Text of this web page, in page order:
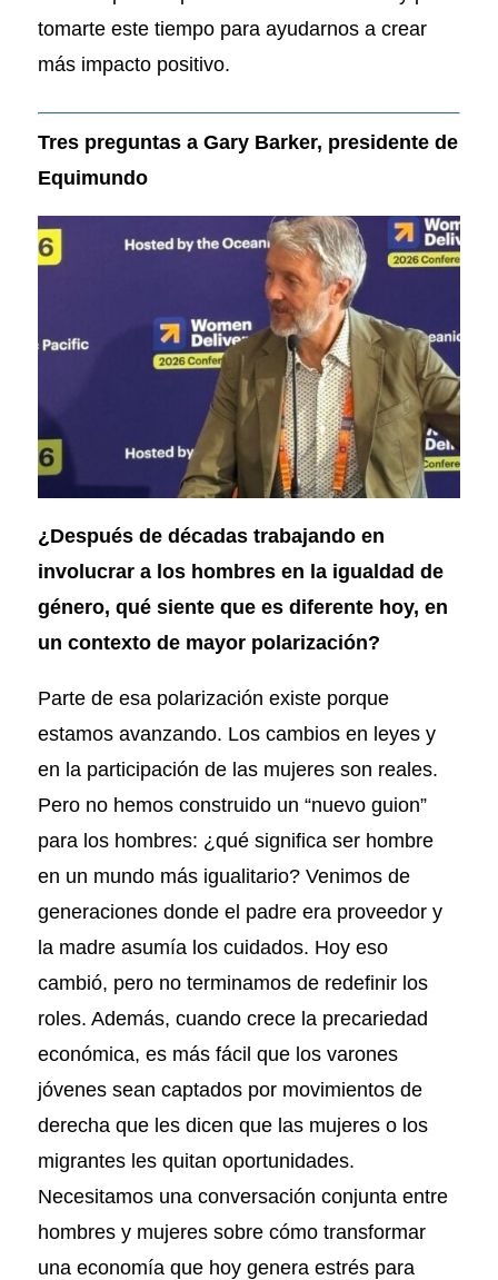
tomarte este tiempo para ayudarnos a crear
más impacto positivo.
Tres preguntas a Gary Barker, presidente de
Equimundo
¿Después de décadas trabajando en
involucrar a los hombres en la igualdad de
género, qué siente que es diferente hoy, en
un contexto de mayor polarización?
Parte de esa polarización existe porque
estamos avanzando. Los cambios en leyes y
en la participación de las mujeres son reales.
Pero no hemos construido un “nuevo guion”
para los hombres: ¿qué significa ser hombre
en un mundo más igualitario? Venimos de
generaciones donde el padre era proveedor y
la madre asumía los cuidados. Hoy eso
cambió, pero no terminamos de redefinir los
roles. Además, cuando crece la precariedad
económica, es más fácil que los varones
jóvenes sean captados por movimientos de
derecha que les dicen que las mujeres o los
migrantes les quitan oportunidades.
Necesitamos una conversación conjunta entre
hombres y mujeres sobre cómo transformar
una economía que hoy genera estrés para